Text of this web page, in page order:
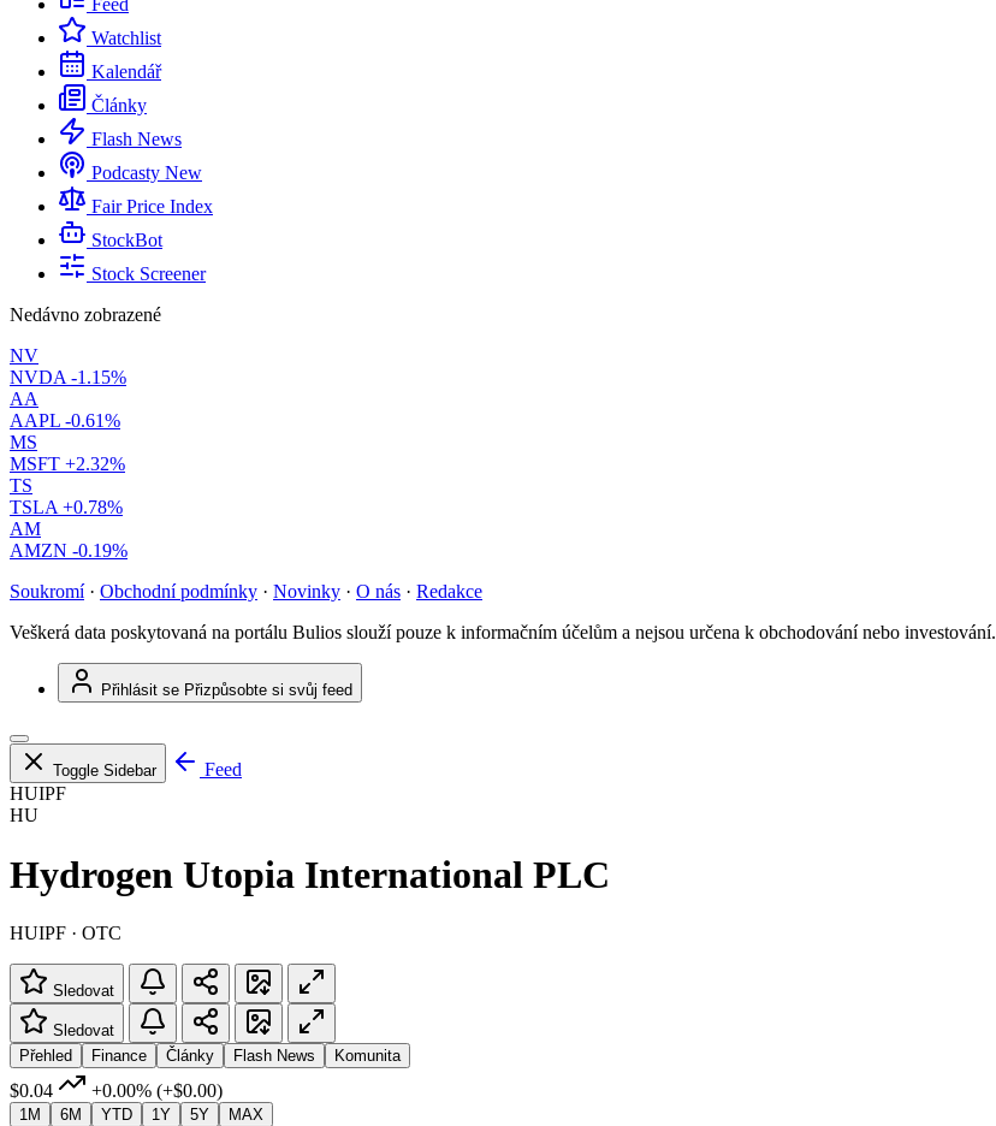
Feed
Watchlist
Kalendář
Články
Flash News
Podcasty New
Fair Price Index
StockBot
Stock Screener
Nedávno zobrazené
NV
NVDA -1.15%
AA
AAPL -0.61%
MS
MSFT +2.32%
TS
TSLA +0.78%
AM
AMZN -0.19%
Soukromí · Obchodní podmínky · Novinky · O nás · Redakce
Veškerá data poskytovaná na portálu Bulios slouží pouze k informačním účelům a nejsou určena k obchodování nebo investování.
Přihlásit se Přizpůsobte si svůj feed
Toggle Sidebar
Feed
HUIPF
HU
Hydrogen Utopia International PLC
HUIPF · OTC
Sledovat
Sledovat
Přehled
Finance Články Flash News Komunita
$0.04 +0.00% (+$0.00)
1M 6M YTD 1Y 5Y MAX